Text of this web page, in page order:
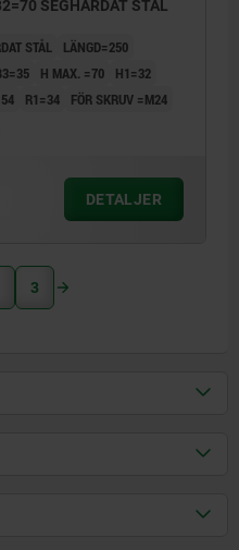
SEGHÄRDAT STÅL
STÅL
LÄNGD=250
H MAX. =70
H1=32
R1=34 FÖR SKRUV =M24
DETALJER
3